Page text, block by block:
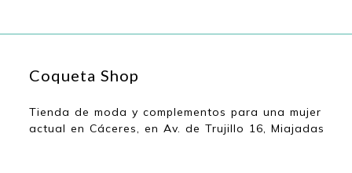
Coqueta Shop
Tienda de moda y complementos para una mujer
actual en Cáceres, en Av. de Trujillo 16, Miajadas